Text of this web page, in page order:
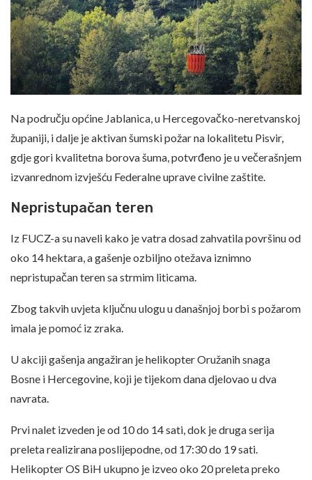
Na području općine Jablanica, u Hercegovačko-neretvanskoj
županiji, i dalje je aktivan šumski požar na lokalitetu Pisvir,
gdje gori kvalitetna borova šuma, potvrđeno je u večerašnjem
izvanrednom izvješću Federalne uprave civilne zaštite.
Nepristupačan teren
Iz FUCZ-a su naveli kako je vatra dosad zahvatila površinu od
oko 14 hektara, a gašenje ozbiljno otežava iznimno
nepristupačan teren sa strmim liticama.
Zbog takvih uvjeta ključnu ulogu u današnjoj borbi s požarom
imala je pomoć iz zraka.
U akciji gašenja angažiran je helikopter Oružanih snaga
Bosne i Hercegovine, koji je tijekom dana djelovao u dva
navrata.
Prvi nalet izveden je od 10 do 14 sati, dok je druga serija
preleta realizirana poslijepodne, od 17:30 do 19 sati.
Helikopter OS BiH ukupno je izveo oko 20 preleta preko